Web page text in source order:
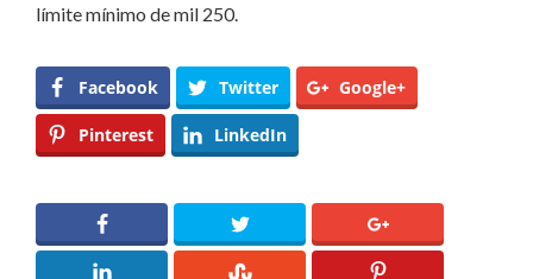
límite mínimo de mil 250.
Facebook Twitter Google+
Pinterest LinkedIn